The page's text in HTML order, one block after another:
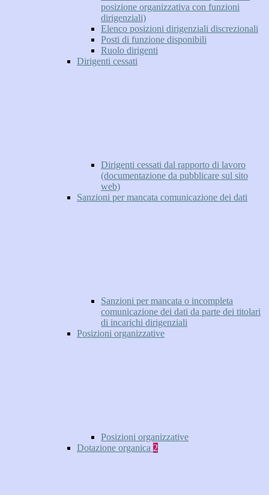
posizione organizzativa con funzioni
dirigenziali)
Elenco posizioni dirigenziali discrezionali
Posti di funzione disponibili
Ruolo dirigenti
Dirigenti cessati
Dirigenti cessati dal rapporto di lavoro
(documentazione da pubblicare sul sito
web)
Sanzioni per mancata comunicazione dei dati
Sanzioni per mancata o incompleta
comunicazione dei dati da parte dei titolari
di incarichi dirigenziali
Posizioni organizzative
Posizioni organizzative
Dotazione organica 2